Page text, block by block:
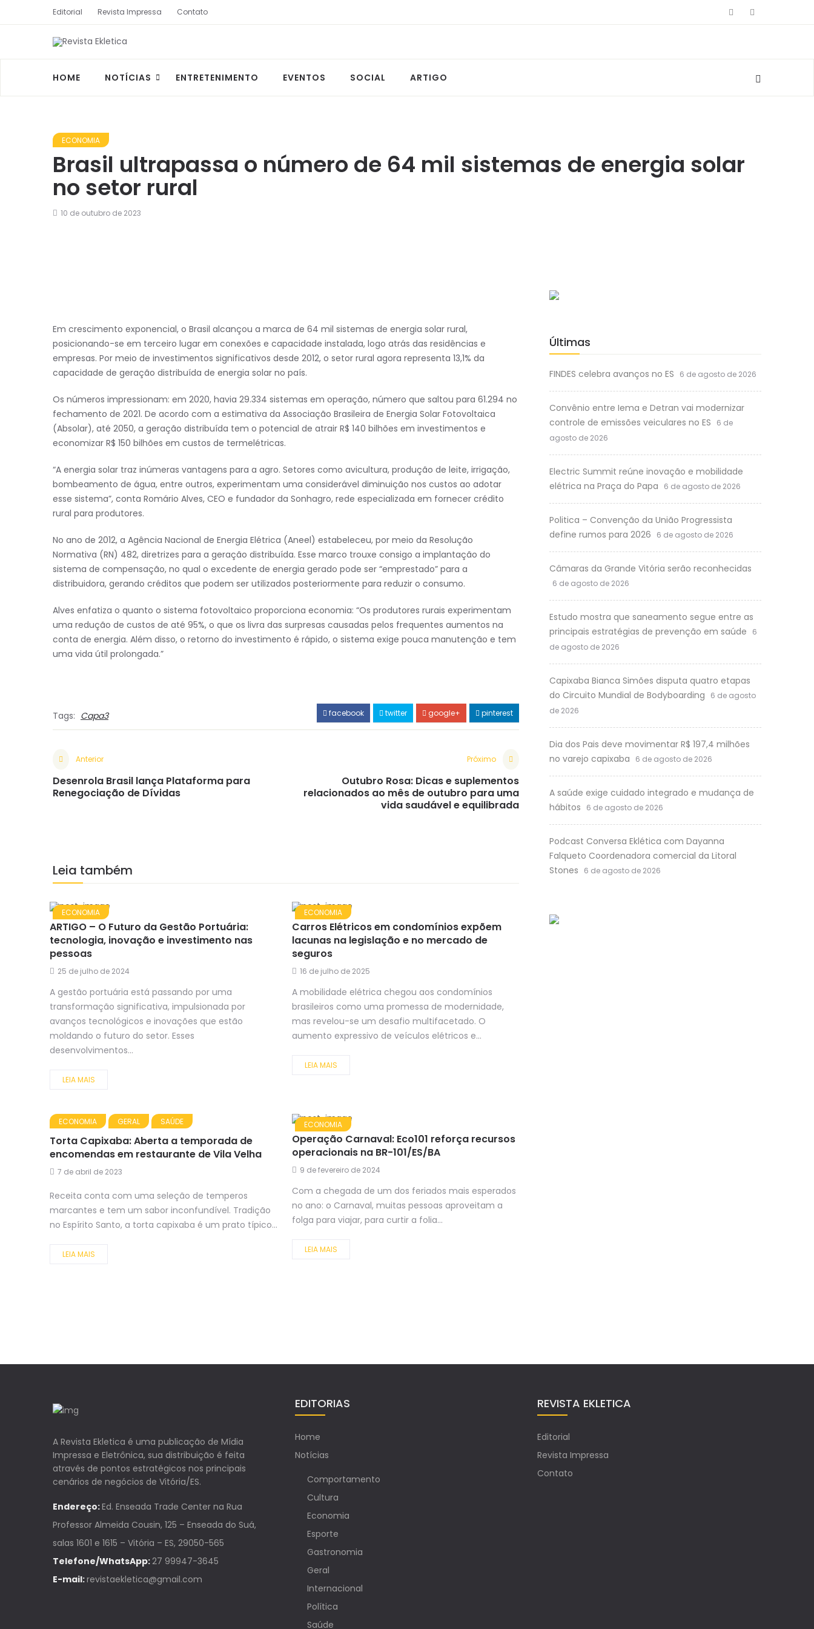
Editorial Revista Impressa Contato
HOME NOTÍCIAS ENTRETENIMENTO EVENTOS SOCIAL ARTIGO
ECONOMIA
Brasil ultrapassa o número de 64 mil sistemas de energia solar
no setor rural
10 de outubro de 2023
Em crescimento exponencial, o Brasil alcançou a marca de 64 mil sistemas de energia solar rural,
posicionando-se em terceiro lugar em conexões e capacidade instalada, logo atrás das residências e
empresas. Por meio de investimentos significativos desde 2012, o setor rural agora representa 13,1% da
capacidade de geração distribuída de energia solar no país.
Os números impressionam: em 2020, havia 29.334 sistemas em operação, número que saltou para 61.294 no
fechamento de 2021. De acordo com a estimativa da Associação Brasileira de Energia Solar Fotovoltaica
(Absolar), até 2050, a geração distribuída tem o potencial de atrair R$ 140 bilhões em investimentos e
economizar R$ 150 bilhões em custos de termelétricas.
“A energia solar traz inúmeras vantagens para a agro. Setores como avicultura, produção de leite, irrigação,
bombeamento de água, entre outros, experimentam uma considerável diminuição nos custos ao adotar
esse sistema”, conta Romário Alves, CEO e fundador da Sonhagro, rede especializada em fornecer crédito
rural para produtores.
No ano de 2012, a Agência Nacional de Energia Elétrica (Aneel) estabeleceu, por meio da Resolução
Normativa (RN) 482, diretrizes para a geração distribuída. Esse marco trouxe consigo a implantação do
sistema de compensação, no qual o excedente de energia gerado pode ser “emprestado” para a
distribuidora, gerando créditos que podem ser utilizados posteriormente para reduzir o consumo.
Alves enfatiza o quanto o sistema fotovoltaico proporciona economia: “Os produtores rurais experimentam
uma redução de custos de até 95%, o que os livra das surpresas causadas pelos frequentes aumentos na
conta de energia. Além disso, o retorno do investimento é rápido, o sistema exige pouca manutenção e tem
uma vida útil prolongada.”
Tags: Capa3 facebook twitter google+ pinterest
Anterior
Desenrola Brasil lança Plataforma para
Renegociação de Dívidas
Próximo
Outubro Rosa: Dicas e suplementos
relacionados ao mês de outubro para uma
vida saudável e equilibrada
Leia também
ECONOMIA
ARTIGO – O Futuro da Gestão Portuária:
tecnologia, inovação e investimento nas
pessoas
25 de julho de 2024
A gestão portuária está passando por uma
transformação significativa, impulsionada por
avanços tecnológicos e inovações que estão
moldando o futuro do setor. Esses
desenvolvimentos...
LEIA MAIS
ECONOMIA
Carros Elétricos em condomínios expõem
lacunas na legislação e no mercado de
seguros
16 de julho de 2025
A mobilidade elétrica chegou aos condomínios
brasileiros como uma promessa de modernidade,
mas revelou-se um desafio multifacetado. O
aumento expressivo de veículos elétricos e...
LEIA MAIS
ECONOMIA GERAL SAÚDE
Torta Capixaba: Aberta a temporada de
encomendas em restaurante de Vila Velha
7 de abril de 2023
Receita conta com uma seleção de temperos
marcantes e tem um sabor inconfundível. Tradição
no Espírito Santo, a torta capixaba é um prato típico...
LEIA MAIS
ECONOMIA
Operação Carnaval: Eco101 reforça recursos
operacionais na BR-101/ES/BA
9 de fevereiro de 2024
Com a chegada de um dos feriados mais esperados
no ano: o Carnaval, muitas pessoas aproveitam a
folga para viajar, para curtir a folia...
LEIA MAIS
Últimas
FINDES celebra avanços no ES 6 de agosto de 2026
Convênio entre Iema e Detran vai modernizar
controle de emissões veiculares no ES
6 de
agosto de 2026
Electric Summit reúne inovação e mobilidade
elétrica na Praça do Papa
6 de agosto de 2026
Politica – Convenção da União Progressista
define rumos para 2026
6 de agosto de 2026
Câmaras da Grande Vitória serão reconhecidas
6 de agosto de 2026
Estudo mostra que saneamento segue entre as
principais estratégias de prevenção em saúde
6
de agosto de 2026
Capixaba Bianca Simões disputa quatro etapas
do Circuito Mundial de Bodyboarding
6 de agosto
de 2026
Dia dos Pais deve movimentar R$ 197,4 milhões
no varejo capixaba
6 de agosto de 2026
A saúde exige cuidado integrado e mudança de
hábitos
6 de agosto de 2026
Podcast Conversa Eklética com Dayanna
Falqueto Coordenadora comercial da Litoral
Stones
6 de agosto de 2026
A Revista Ekletica é uma publicação de Mídia
Impressa e Eletrônica, sua distribuição é feita
através de pontos estratégicos nos principais
cenários de negócios de Vitória/ES.
Endereço:Ed. Enseada Trade Center na Rua
Professor Almeida Cousin, 125 – Enseada do Suá,
salas 1601 e 1615 – Vitória – ES, 29050-565
Telefone/WhatsApp:27 99947-3645
E-mail:revistaekletica@gmail.com
EDITORIAS
Home
Notícias
Comportamento
Cultura
Economia
Esporte
Gastronomia
Geral
Internacional
Política
Saúde
REVISTA EKLETICA
Editorial
Revista Impressa
Contato